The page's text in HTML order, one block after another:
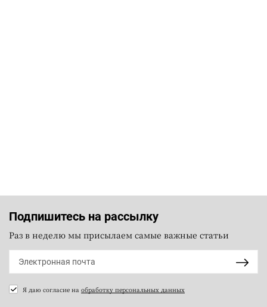
Подпишитесь на рассылку
Раз в неделю мы присылаем самые важные статьи
Я даю согласие на обработку персональных данных